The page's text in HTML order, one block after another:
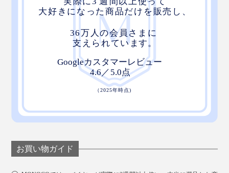
お買い物ガイド